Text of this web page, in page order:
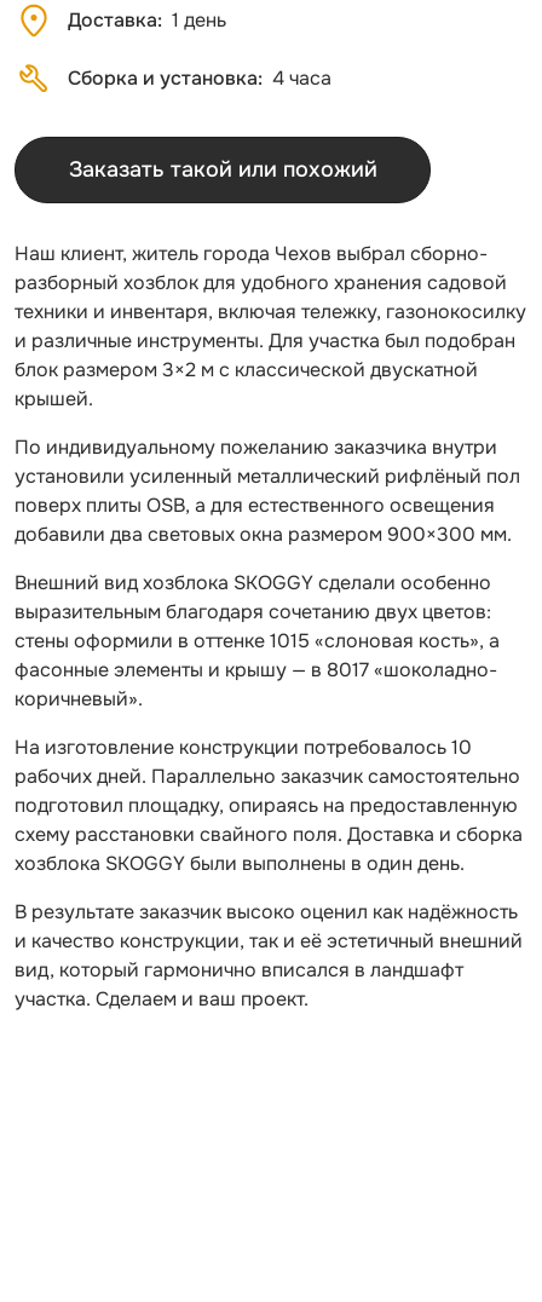
Доставка 1 день
Сборка и установка 4 часа
Заказать такой или похожий
Наш клиент, житель города Чехов выбрал сборно-
разборный хозблок для удобного хранения садовой
техники и инвентаря, включая тележку, газонокосилку
и различные инструменты. Для участка был подобран
блок размером 3×2 м с классической двускатной
крышей.
По индивидуальному пожеланию заказчика внутри
установили усиленный металлический рифлёный пол
поверх плиты OSB, а для естественного освещения
добавили два световых окна размером 900×300 мм.
Внешний вид хозблока SKOGGY сделали особенно
выразительным благодаря сочетанию двух цветов:
стены оформили в оттенке 1015 «слоновая кость», а
фасонные элементы и крышу — в 8017 «шоколадно-
коричневый».
На изготовление конструкции потребовалось 10
рабочих дней. Параллельно заказчик самостоятельно
подготовил площадку, опираясь на предоставленную
схему расстановки свайного поля. Доставка и сборка
хозблока SKOGGY были выполнены в один день.
В результате заказчик высоко оценил как надёжность
и качество конструкции, так и её эстетичный внешний
вид, который гармонично вписался в ландшафт
участка. Сделаем и ваш проект.